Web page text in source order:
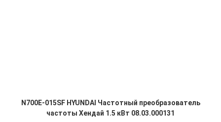
N700E-015SF HYUNDAI Частотный преобразователь
частоты Хендай 1.5 кВт 08.03.000131